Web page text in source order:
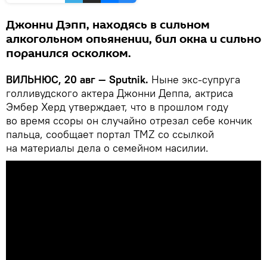
Джонни Дэпп, находясь в сильном
алкогольном опьянении, бил окна и сильно
поранился осколком.
ВИЛЬНЮС, 20 авг — Sputnik. Ныне экс-супруга
голливудского актера Джонни Деппа, актриса
Эмбер Херд утверждает, что в прошлом году
во время ссоры он случайно отрезал себе кончик
пальца, сообщает портал TMZ со ссылкой
на материалы дела о семейном насилии.